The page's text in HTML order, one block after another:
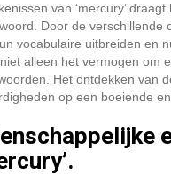
van ‘mercury’
Door de verschillende
vocabulaire uitbreiden en
alleen het vermogen om
Het ontdekken van
op een boeiende